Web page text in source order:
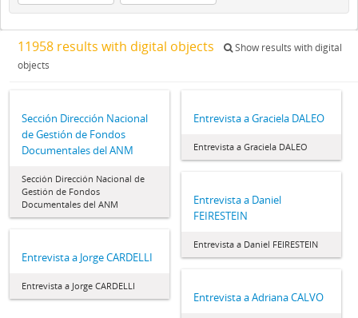
11958 results with digital objects
Show results with digital
objects
Sección Dirección Nacional
de Gestión de Fondos
Documentales del ANM
Sección Dirección Nacional de
Gestión de Fondos
Documentales del ANM
Entrevista a Graciela DALEO
Entrevista a Graciela DALEO
Entrevista a Daniel
FEIRESTEIN
Entrevista a Daniel FEIRESTEIN
Entrevista a Jorge CARDELLI
Entrevista a Jorge CARDELLI
Entrevista a Adriana CALVO